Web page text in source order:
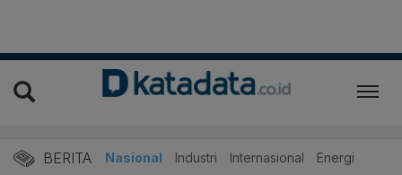
BERITA Nasional Industri Internasional Energi